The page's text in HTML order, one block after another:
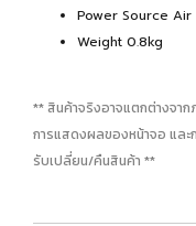
Power Source Air
Weight 0.8kg
** สินค้าจริงอาจแตกต่างจาก
การแสดงผลของหน้าจอ แล
รับเปลี่ยน/คืนสินค้า **